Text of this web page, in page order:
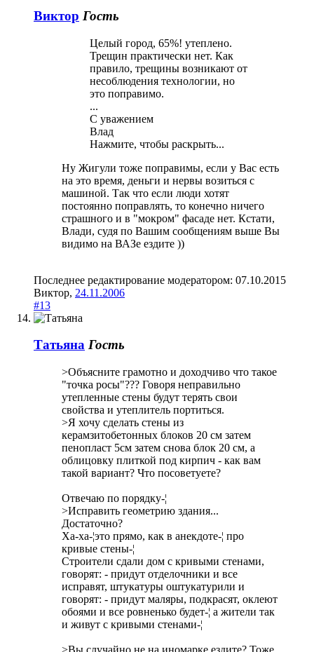
Виктор Гость
Целый город, 65%! утеплено.
Трещин практически нет. Как
правило, трещины возникают от
несоблюдения технологии, но
это поправимо.
...
С уважением
Влад
Нажмите, чтобы раскрыть...
Ну Жигули тоже поправимы, если у Вас есть
на это время, деньги и нервы возиться с
машиной. Так что если люди хотят
постоянно поправлять, то конечно ничего
страшного и в "мокром" фасаде нет. Кстати,
Влади, судя по Вашим сообщениям выше Вы
видимо на ВАЗе ездите ))
Последнее редактирование модератором: 07.10.2015
Виктор, 24.11.2006
#13
Татьяна Гость
>Объясните грамотно и доходчиво что такое
"точка росы"??? Говоря неправильно
утепленные стены будут терять свои
свойства и утеплитель портиться.
>Я хочу сделать стены из
керамзитобетонных блоков 20 см затем
пенопласт 5см затем снова блок 20 см, а
облицовку плиткой под кирпич - как вам
такой вариант? Что посоветуете?
Отвечаю по порядку-¦
>Исправить геометрию здания...
Достаточно?
Ха-ха-¦это прямо, как в анекдоте-¦ про
кривые стены-¦
Строители сдали дом с кривыми стенами,
говорят: - придут отделочники и все
исправят, штукатуры оштукатурили и
говорят: - придут маляры, подкрасят, оклеют
обоями и все ровненько будет-¦ а жители так
и живут с кривыми стенами-¦
>Вы случайно не на иномарке ездите? Тоже